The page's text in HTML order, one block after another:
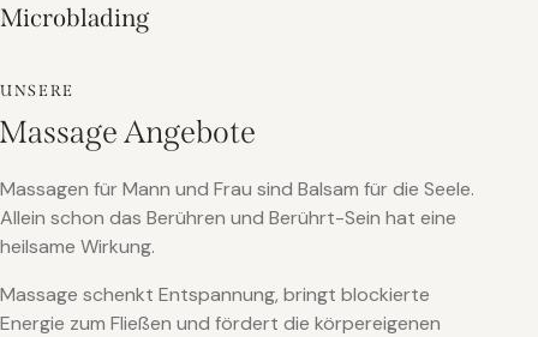
Microblading
UNSERE
Massage Angebote
Massagen für Mann und Frau sind Balsam für die Seele.
Allein schon das Berühren und Berührt-Sein hat eine
heilsame Wirkung.
Massage schenkt Entspannung, bringt blockierte
Energie zum Fließen und fördert die körpereigenen